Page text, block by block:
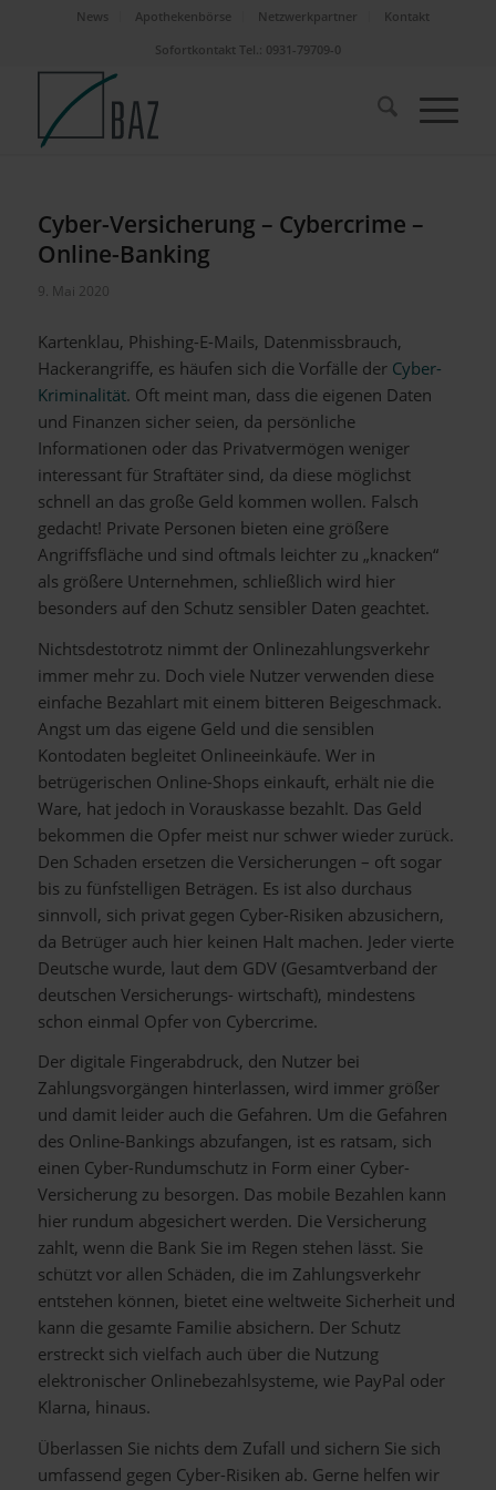
News Apothekenbörse Netzwerkpartner
Kontakt
Sofortkontakt Tel.: 0931-79709-0
Cyber-Versicherung – Cybercrime –
Online-Banking
9. Mai 2020
Kartenklau, Phishing-E-Mails, Datenmissbrauch,
Hackerangriffe, es häufen sich die Vorfälle der Cyber-
Kriminalität. Oft meint man, dass die eigenen Daten
und Finanzen sicher seien, da persönliche
Informationen oder das Privatvermögen weniger
interessant für Straftäter sind, da diese möglichst
schnell an das große Geld kommen wollen. Falsch
gedacht! Private Personen bieten eine größere
Angriffsfläche und sind oftmals leichter zu „knacken“
als größere Unternehmen, schließlich wird hier
besonders auf den Schutz sensibler Daten geachtet.
Nichtsdestotrotz nimmt der Onlinezahlungsverkehr
immer mehr zu. Doch viele Nutzer verwenden diese
einfache Bezahlart mit einem bitteren Beigeschmack.
Angst um das eigene Geld und die sensiblen
Kontodaten begleitet Onlineeinkäufe. Wer in
betrügerischen Online-Shops einkauft, erhält nie die
Ware, hat jedoch in Vorauskasse bezahlt. Das Geld
bekommen die Opfer meist nur schwer wieder zurück.
Den Schaden ersetzen die Versicherungen – oft sogar
bis zu fünfstelligen Beträgen. Es ist also durchaus
sinnvoll, sich privat gegen Cyber-Risiken abzusichern,
da Betrüger auch hier keinen Halt machen. Jeder vierte
Deutsche wurde, laut dem GDV (Gesamtverband der
deutschen Versicherungs- wirtschaft), mindestens
schon einmal Opfer von Cybercrime.
Der digitale Fingerabdruck, den Nutzer bei
Zahlungsvorgängen hinterlassen, wird immer größer
und damit leider auch die Gefahren. Um die Gefahren
des Online-Bankings abzufangen, ist es ratsam, sich
einen Cyber-Rundumschutz in Form einer Cyber-
Versicherung zu besorgen. Das mobile Bezahlen kann
hier rundum abgesichert werden. Die Versicherung
zahlt, wenn die Bank Sie im Regen stehen lässt. Sie
schützt vor allen Schäden, die im Zahlungsverkehr
entstehen können, bietet eine weltweite Sicherheit und
kann die gesamte Familie absichern. Der Schutz
erstreckt sich vielfach auch über die Nutzung
elektronischer Onlinebezahlsysteme, wie PayPal oder
Klarna, hinaus.
Überlassen Sie nichts dem Zufall und sichern Sie sich
umfassend gegen Cyber-Risiken ab. Gerne helfen wir